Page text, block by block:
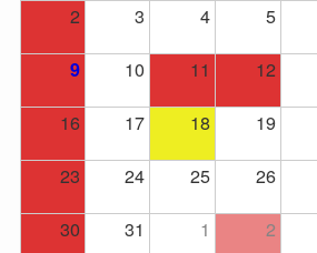
2
3 4 5
9 10 11 12
16
17 18 19
23
24 25 26
30
31 1 2